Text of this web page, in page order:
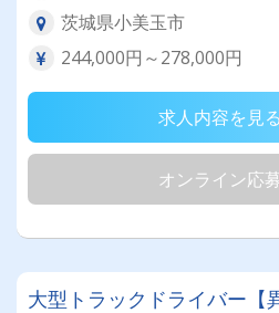
茨城県小美玉市
244,000円～278,000円
求人内容を見る
オンライン応
大型トラックドライバー【